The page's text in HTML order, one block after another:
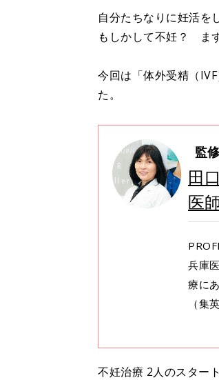
自分たちなりに妊活を
もしかして不妊？ ま
今回は「体外受精（
た。
監修
田
医師
兵庫
療に
（集
不妊治療 2人のスター